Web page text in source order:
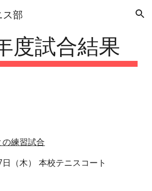
Skip to navigation
部
度試合結果
練習試合
（木） 本校テニスコート